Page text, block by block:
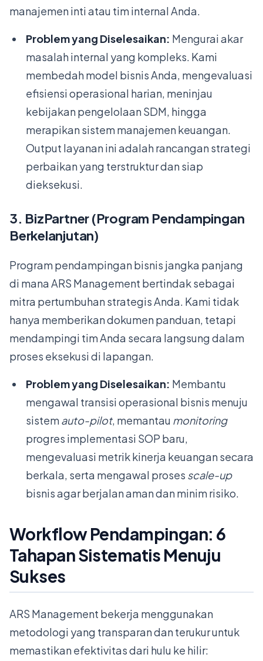
manajemen inti atau tim internal Anda.
Problem yang Diselesaikan: Mengurai akar
masalah internal yang kompleks. Kami
membedah model bisnis Anda, mengevaluasi
efisiensi operasional harian, meninjau
kebijakan pengelolaan SDM, hingga
merapikan sistem manajemen keuangan.
Output layanan ini adalah rancangan strategi
perbaikan yang terstruktur dan siap
dieksekusi.
3. BizPartner (Program Pendampingan
Berkelanjutan)
Program pendampingan bisnis jangka panjang
di mana ARS Management bertindak sebagai
mitra pertumbuhan strategis Anda. Kami tidak
hanya memberikan dokumen panduan, tetapi
mendampingi tim Anda secara langsung dalam
proses eksekusi di lapangan.
Problem yang Diselesaikan: Membantu
mengawal transisi operasional bisnis menuju
sistemauto-pilot, memantau monitoring
progres implementasi SOP baru,
mengevaluasi metrik kinerja keuangan secara
berkala, serta mengawal proses scale-up
bisnis agar berjalan aman dan minim risiko.
Workflow Pendampingan: 6
Tahapan Sistematis Menuju
Sukses
ARS Management bekerja menggunakan
metodologi yang transparan dan terukur untuk
memastikan efektivitas dari hulu ke hilir: